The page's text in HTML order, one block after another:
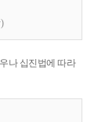
나 십진법에 따라